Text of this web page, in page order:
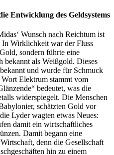
Entwicklung des Geldsystems
Wunsch nach Reichtum ist
In Wirklichkeit war der Fluss
sondern führte eine
bekannt als Weißgold. Dieses
und wurde für Schmuck
Elektrum stammt vom
bedeutet, was die
widerspiegelt. Die Menschen
schätzten Gold vor
Lyder wagten etwas Neues:
damit ein wirtschaftliches
Damit begann eine
denn die Gesellschaft
hin zu einem